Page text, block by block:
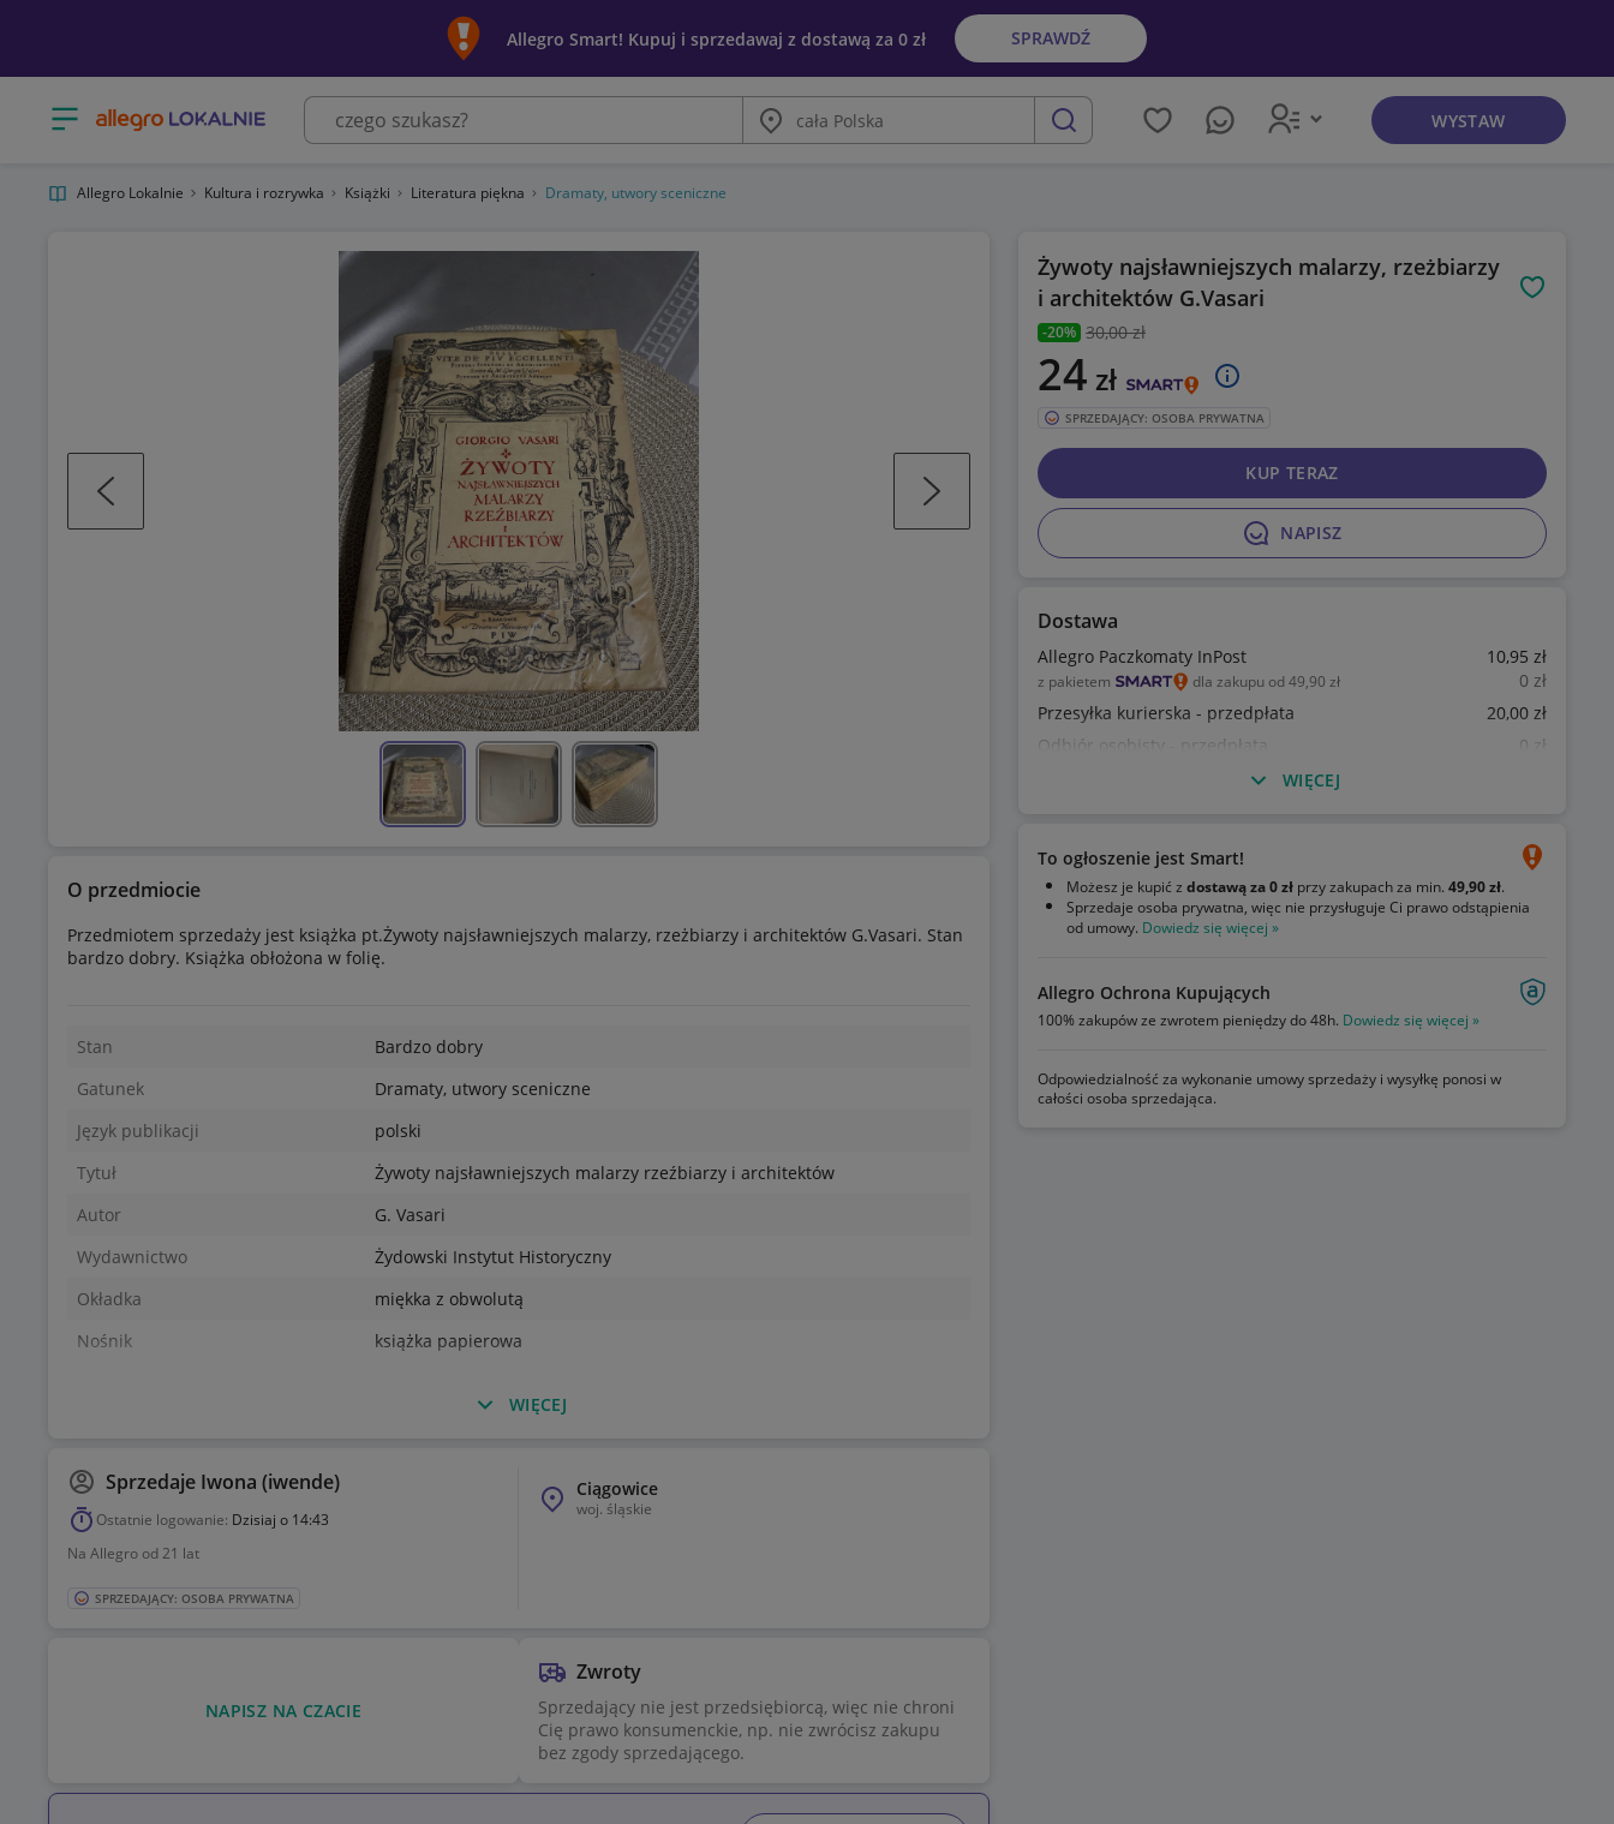
Allegro Smart! Kupuj i sprzedawaj z dostawą za 0 zł SPRAWDŹ
Otwórz menu z kategoriami
Miasto
szukaj
WYSTAW
Żywoty najsławniejszych malarzy, rzeżbiarzy
i architektów G.Vasari
Obserwuj
-20% 30,00 zł
24 zł
SPRZEDAJĄCY: OSOBA PRYWATNA
NAPISZ
KUP TERAZ
Dostawa
Allegro Paczkomaty InPost 10,95 zł
z pakietem dla zakupu od 49,90 zł 0 zł
Przesyłka kurierska - przedpłata
20,00 zł
Odbiór osobisty - przedpłata
0
zł
WIĘCEJ
To ogłoszenie jest Smart!
Możesz je kupić z dostawą za 0 zł przy zakupach za min. 49,90 zł.
Sprzedaje osoba prywatna, więc nie przysługuje Ci prawo odstąpienia
od umowy. Dowiedz się więcej »
Allegro Ochrona Kupujących
100% zakupów ze zwrotem pieniędzy do 48h. Dowiedz się więcej »
Odpowiedzialność za wykonanie umowy sprzedaży i wysyłkę ponosi w
całości osoba sprzedająca.
O przedmiocie
Przedmiotem sprzedaży jest książka pt.Żywoty najsławniejszych malarzy, rzeżbiarzy i architektów G.Vasari. Stan
bardzo dobry. Książka obłożona w folię.
Stan
Bardzo dobry
Gatunek
Dramaty, utwory sceniczne
Język publikacji
polski
Tytuł
Żywoty najsławniejszych malarzy rzeźbiarzy i architektów
Autor
G. Vasari
Wydawnictwo
Żydowski Instytut Historyczny
Okładka
miękka z obwolutą
Nośnik
książka papierowa
WIĘCEJ
Sprzedaje Iwona (iwende)
Ostatnie logowanie: Dzisiaj o 14:43
Na Allegro od 21 lat
SPRZEDAJĄCY: OSOBA PRYWATNA
Ciągowice
woj. śląskie
NAPISZ NA CZACIE
Zwroty
Sprzedający nie jest przedsiębiorcą, więc nie chroni
Cię prawo konsumenckie, np. nie zwrócisz zakupu
bez zgody sprzedającego.
Allegro Lokalnie Kultura i rozrywka Książki Literatura piękna Dramaty, utwory sceniczne